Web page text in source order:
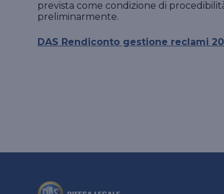
prevista come condizione di
preliminarmente.
DAS Rendiconto gestione reclami